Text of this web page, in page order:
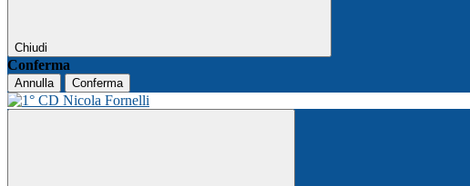
Chiudi
Conferma
Annulla Conferma